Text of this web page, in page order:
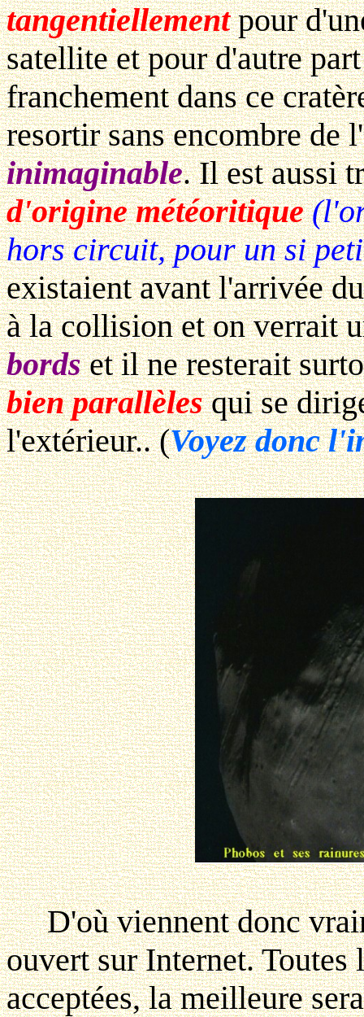
tangentiellementpour
satellite et pour d'autre
franchement dans ce
resortir sans encombre de
inimaginable. Il est aussi
d'origine météoritique
hors circuit, pour un si
existaient avant l'arrivée
à la collision et on verrait
bordset il ne resterait
bien parallèlesqui se
l'extérieur.. (Voyez donc
D'où viennent donc
ouvert sur Internet. Toutes
acceptées, la meilleure